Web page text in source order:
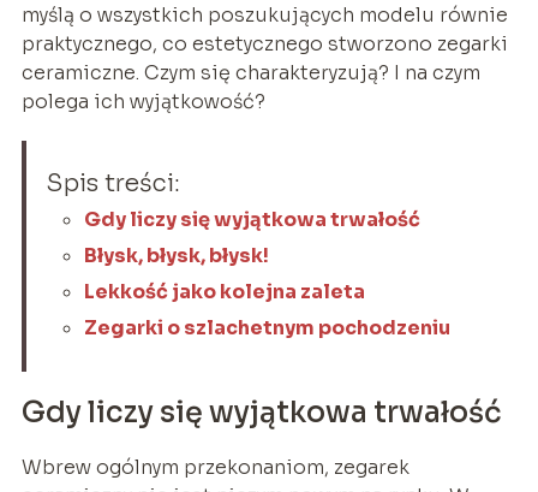
myślą o wszystkich poszukujących modelu równie
praktycznego, co estetycznego stworzono zegarki
ceramiczne. Czym się charakteryzują? I na czym
polega ich wyjątkowość?
Spis treści:
Gdy liczy się wyjątkowa trwałość
Błysk, błysk, błysk!
Lekkość jako kolejna zaleta
Zegarki o szlachetnym pochodzeniu
Gdy liczy się wyjątkowa trwałość
Wbrew ogólnym przekonaniom, zegarek